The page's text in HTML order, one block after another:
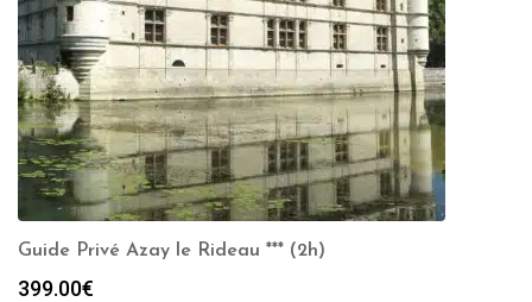
Guide Privé Azay le Rideau *** (2h)
399.00€